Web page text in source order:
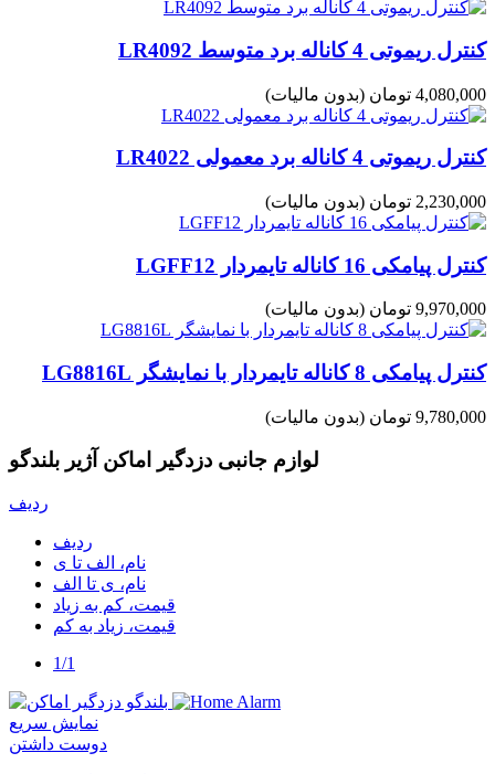
کنترل ریموتی 4 کاناله برد متوسط LR4092
4,080,000 تومان (بدون مالیات)
کنترل ریموتی 4 کاناله برد معمولی LR4022
2,230,000 تومان (بدون مالیات)
کنترل پیامکی 16 کاناله تایمردار LGFF12
9,970,000 تومان (بدون مالیات)
کنترل پیامکی 8 کاناله تایمردار با نمایشگر LG8816L
9,780,000 تومان (بدون مالیات)
لوازم جانبی دزدگیر اماکن آژیر بلندگو
ردیف
ردیف
نام، الف تا ی
نام، ی تا الف
قیمت، کم به زیاد
قیمت، زیاد به کم
1/1
نمایش سریع
دوست داشتن